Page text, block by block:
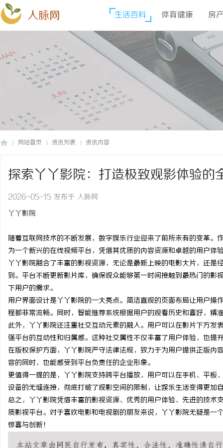
人脉网 生活百科 体育健康 房
网站首页 资讯列表 资讯内容
探索丫丫影院：打造极致观影体验的
2026-05-15 发布于 人脉网
丫丫影院
随着互联网技术的不断发展，数字娱乐行业迎来了前所未有的变革
为一个新兴的在线视频平台，凭借其优质的内容资源和卓越的用户体
丫丫影院融合了丰富的影视资源，无论是最新上映的电影大片，还
到。平台不断更新影片库，确保观众能够第一时间接触到最热门的
下用户的需求。
用户界面设计是丫丫影院的一大亮点。简洁直观的页面布局让用户
程都非常流畅。同时，智能推荐系统根据用户的观看历史和喜好，精
此外，丫丫影院还注重社交互动元素的融入。用户可以在影片下方
强平台的互动性和归属感。这种社交属性不仅丰富了用户体验，也提
在版权保护方面，丫丫影院严守法律法规，致力于为用户提供正版
容的同时，也能感受到平台负责任的企业形象。
更值得一提的是，丫丫影院支持跨平台播放，用户可以在手机、平
设备的无缝连接，彻底打破了观影空间的限制，让娱乐生活变得更加
总之，丫丫影院凭借丰富的影视资源、优秀的用户体验、先进的技
质影视平台。对于喜欢电影和电视剧的朋友来说，丫丫影院无疑是
惊喜与创新！